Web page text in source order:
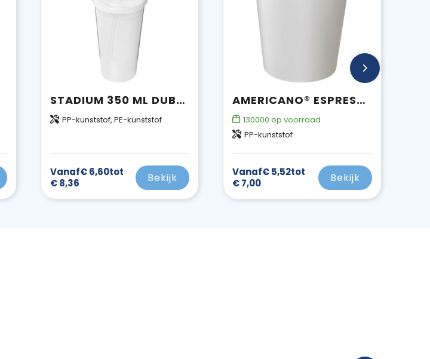
STADIUM 350 ML DUBBELWANDIGE BEKER
PP-kunststof, PE-kunststof
Vanaf€ 6,60tot
€ 8,36
Bekijk
AMERICANO® ESPRESSO 250 ML GEÏSOLEERDE BEKER
130000 op voorraad
PP-kunststof
Vanaf€ 5,52tot
€ 7,00
Bekijk